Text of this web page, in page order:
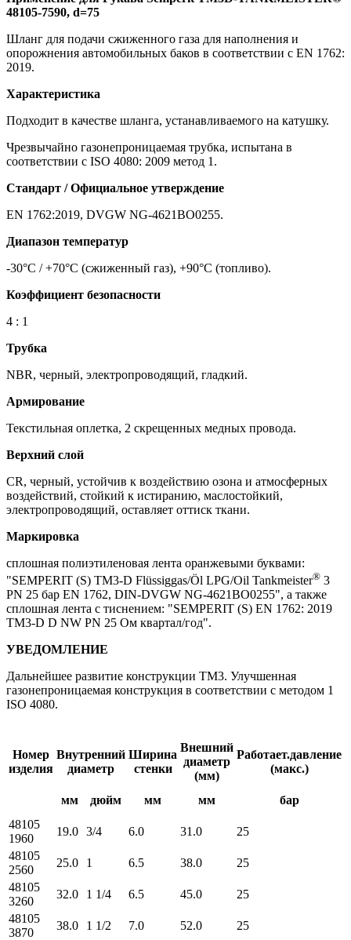
48105-7590, d=75
Шланг для подачи сжиженного газа для наполнения и
опорожнения автомобильных баков в соответствии с EN 1762:
2019.
Характеристика
Подходит в качестве шланга, устанавливаемого на катушку.
Чрезвычайно газонепроницаемая трубка, испытана в
соответствии с ISO 4080: 2009 метод 1.
Стандарт / Официальное утверждение
EN 1762:2019, DVGW NG-4621BO0255.
Диапазон температур
-30°C / +70°C (сжиженный газ), +90°C (топливо).
Коэффициент безопасности
4 : 1
Трубка
NBR, черный, электропроводящий, гладкий.
Армирование
Текстильная оплетка, 2 скрещенных медных провода.
Верхний слой
CR, черный, устойчив к воздействию озона и атмосферных
воздействий, стойкий к истиранию, маслостойкий,
электропроводящий, оставляет оттиск ткани.
Маркировка
сплошная полиэтиленовая лента оранжевыми буквами:
"SEMPERIT (S) TM3-D Flüssiggas/Öl LPG/Oil Tankmeister® 3
PN 25 бар EN 1762, DIN-DVGW NG-4621BO0255", а также
сплошная лента с тиснением: "SEMPERIT (S) EN 1762: 2019
TM3-D D NW PN 25 Ом квартал/год".
УВЕДОМЛЕНИЕ
Дальнейшее развитие конструкции TM3. Улучшенная
газонепроницаемая конструкция в соответствии с методом 1
ISO 4080.
Номер
изделия
Внутренний
диаметр
Ширина
стенки
Внешний
диаметр
(мм)
Работает.давление
(макс.)
мм дюйм мм мм
бар
48105
1960
19.0 3/4 6.0 31.0 25
48105
2560
25.0 1 6.5 38.0 25
48105
3260
32.0 1 1/4 6.5 45.0 25
48105
3870
38.0 1 1/2 7.0 52.0 25